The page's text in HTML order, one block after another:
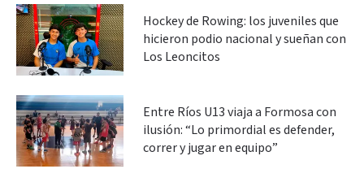
Hockey de Rowing: los juveniles que
hicieron podio nacional y sueñan con
Los Leoncitos
Entre Ríos U13 viaja a Formosa con
ilusión: “Lo primordial es defender,
correr y jugar en equipo”